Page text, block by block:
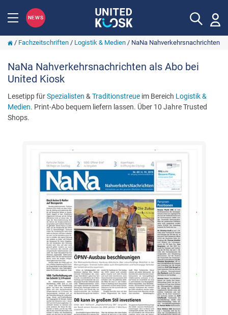
NEWS
/ Fachzeitschriften/ Logistik & Medien/ NaNa Nahverkehrsnachrichten
NaNa Nahverkehrsnachrichten als Abo bei
United Kiosk
Lesetipp fürSpezialisten & Traditionstreue im Bereich Logistik &
Medien. Print-Abo bequem liefern lassen. Über 10 Jahre Trusted
Shops.